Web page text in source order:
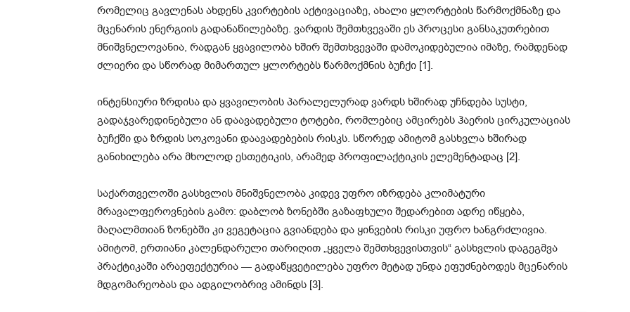
რომელიც გავლენას ახდენს კვირტების აქტივაციაზე, ახალი ყლორტების წარმოქმნაზე და
მცენარის ენერგიის გადანაწილებაზე. ვარდის შემთხვევაში ეს პროცესი განსაკუთრებით
მნიშვნელოვანია, რადგან ყვავილობა ხშირ შემთხვევაში დამოკიდებულია იმაზე, რამდენად
ძლიერი და სწორად მიმართულ ყლორტებს წარმოქმნის ბუჩქი [1].
ინტენსიური ზრდისა და ყვავილობის პარალელურად ვარდს ხშირად უჩნდება სუსტი,
გადაჯვარედინებული ან დაავადებული ტოტები, რომლებიც ამცირებს ჰაერის ცირკულაციას
ბუჩქში და ზრდის სოკოვანი დაავადებების რისკს. სწორედ ამიტომ გასხვლა ხშირად
განიხილება არა მხოლოდ ესთეტიკის, არამედ პროფილაქტიკის ელემენტადაც [2].
საქართველოში გასხვლის მნიშვნელობა კიდევ უფრო იზრდება კლიმატური
მრავალფეროვნების გამო: დაბლობ ზონებში გაზაფხული შედარებით ადრე იწყება,
მაღალმთიან ზონებში კი ვეგეტაცია გვიანდება და ყინვების რისკი უფრო ხანგრძლივია.
ამიტომ, ერთიანი კალენდარული თარიღით „ყველა შემთხვევისთვის“ გასხვლის დაგეგმვა
პრაქტიკაში არაეფექტურია — გადაწყვეტილება უფრო მეტად უნდა ეფუძნებოდეს მცენარის
მდგომარეობას და ადგილობრივ ამინდს [3].